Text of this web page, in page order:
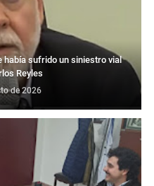
había sufrido un siniestro vial
Reyles
de 2026